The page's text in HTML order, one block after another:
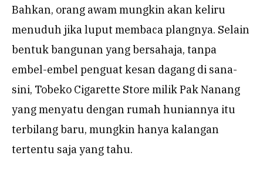
Bahkan, orang awam mungkin akan keliru
menuduh jika luput membaca plangnya. Selain
bentuk bangunan yang bersahaja, tanpa
embel-embel penguat kesan dagang di sana-
sini, Tobeko Cigarette Store milik Pak Nanang
yang menyatu dengan rumah huniannya itu
terbilang baru, mungkin hanya kalangan
tertentu saja yang tahu.